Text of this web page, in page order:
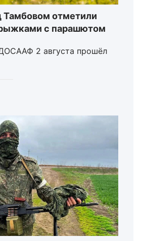
отметили
с парашютом
2 августа прошёл